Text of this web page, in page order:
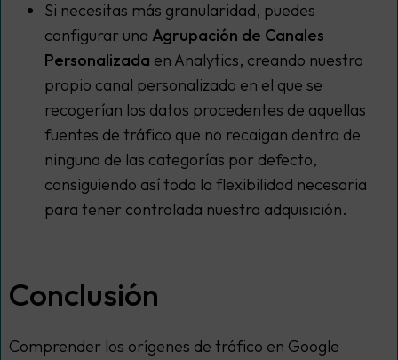
Si necesitas más granularidad, puedes
configurar una Agrupación de Canales
Personalizada en Analytics, creando nuestro
propio canal personalizado en el que se
recogerían los datos procedentes de aquellas
fuentes de tráfico que no recaigan dentro de
ninguna de las categorías por defecto,
consiguiendo así toda la flexibilidad necesaria
para tener controlada nuestra adquisición.
Conclusión
Comprender los orígenes de tráfico en Google